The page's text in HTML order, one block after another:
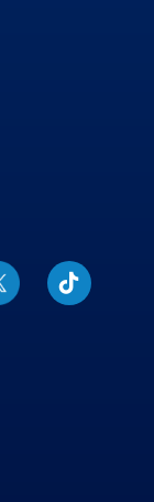
T
i
k